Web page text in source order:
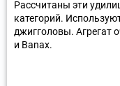
Рассчитаны эти
категорий.
джигголовы. Агрегат
и Banax.